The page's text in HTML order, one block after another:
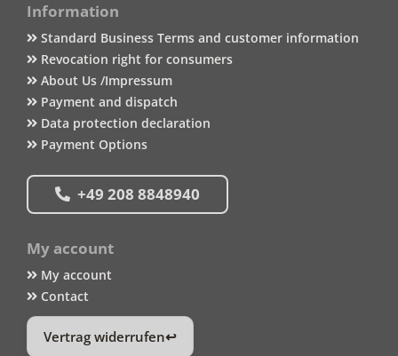
Information
Standard Business Terms and customer information
Revocation right for consumers
About Us /Impressum
Payment and dispatch
Data protection declaration
Payment Options
+49 208 8848940
My account
My account
Contact
Vertrag widerrufen